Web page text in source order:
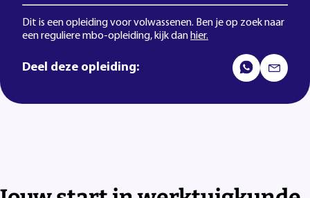
Dit is een opleiding voor volwassenen. Ben je op zoek naar
een reguliere mbo-opleiding, kijk danhier.
Deel deze opleiding: